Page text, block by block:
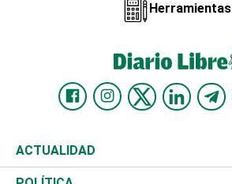
Herramientas
ACTUALIDAD